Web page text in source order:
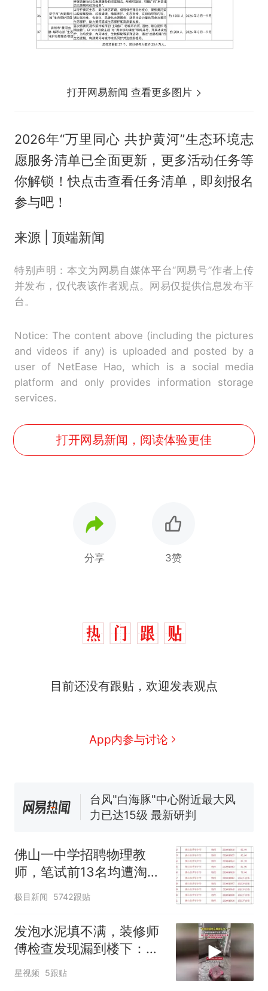
打开网易新闻 查看更多图片
2026年“万里同心 共护黄河”生态环境志
愿服务清单已全面更新，更多活动任务等
你解锁！快点击查看任务清单，即刻报名
参与吧！
来源 | 顶端新闻
特别声明：本文为网易自媒体平台“网易号”作者上传
并发布，仅代表该作者观点。网易仅提供信息发布平
台。
Notice: The content above (including the pictures
and videos if any) is uploaded and posted by a
user of NetEase Hao, which is a social media
platform and only provides information storage
services.
打开网易新闻，阅读体验更佳
分享 3赞
目前还没有跟贴，欢迎发表观点
App内参与讨论
热
那个在床头放菜刀的女孩，
号，仅凭视频评出？中国烹饪
来源：参考消息）
笔试第一被第二名传话劝弃考
官方通报
已叫停招聘，成立调查组全面
核查
台风"白海豚"中心附近最大风
力已达15级 最新研判
因老师一句“跟我回家”改写了
人生
佛山一中学招聘物理教
师，笔试前13名均遭淘
汰？教育局：已叫停招
极目新闻 5742跟贴
发泡水泥填不满，装修师
傅检查发现漏到楼下：出
风口未延伸到外墙
星视频 5跟贴